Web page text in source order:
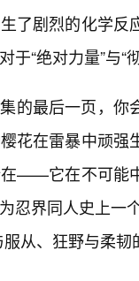
了剧烈的化学
于“绝对力量”与“
的最后一页，
花在雷暴中顽
——它在不可能
忍界同人史上一
从、狂野与柔